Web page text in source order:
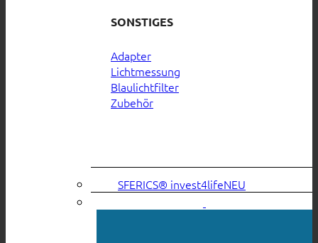
SONSTIGES
Adapter
Lichtmessung
Blaulichtfilter
Zubehör
SFERICS® invest4life